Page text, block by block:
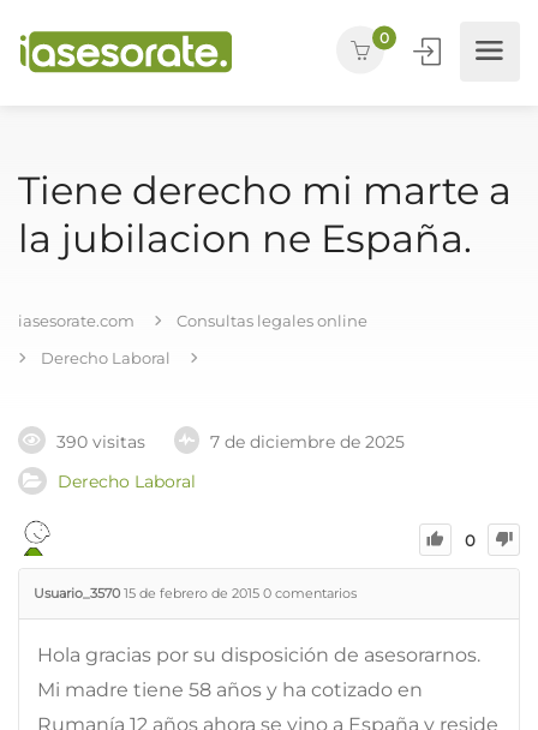
0
Tiene derecho mi marte a
la jubilacion ne España.
iasesorate.com
Consultas legales online
Derecho Laboral
390 visitas
7 de diciembre de 2025
Derecho Laboral
0
Usuario_3570 15 de febrero de 2015 0 comentarios
Hola gracias por su disposición de asesorarnos.
Mi madre tiene 58 años y ha cotizado en
Rumanía 12 años ahora se vino a España y reside